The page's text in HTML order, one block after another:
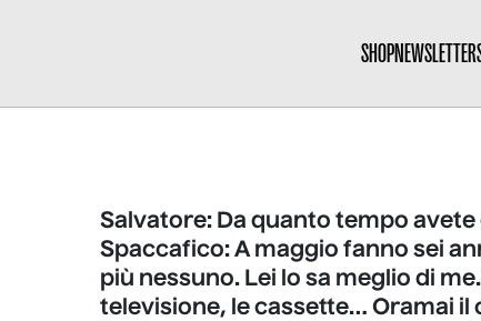
SHOPNEWSLETTER
Salvatore: Da quanto tempo avete
Spaccafico: A maggio fanno sei
più nessuno. Lei lo sa meglio di
televisione, le cassette… Oramai